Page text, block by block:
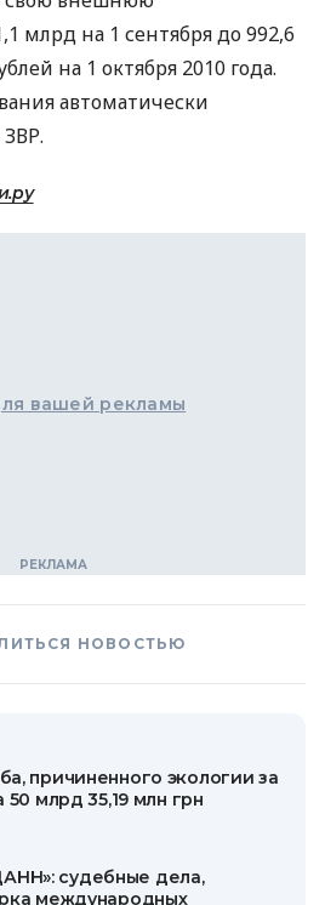
млрд на 1 сентября до 992,6
на 1 октября 2010 года.
автоматически
вашей рекламы
НОВОСТЬЮ
причиненного экологии за
млрд 35,19 млн грн
судебные дела,
международных